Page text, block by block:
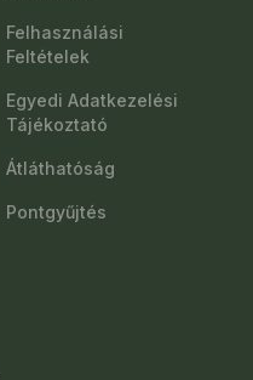
Felhasználási
Feltételek
Egyedi Adatkezelési
Tájékoztató
Átláthatóság
Pontgyűjtés